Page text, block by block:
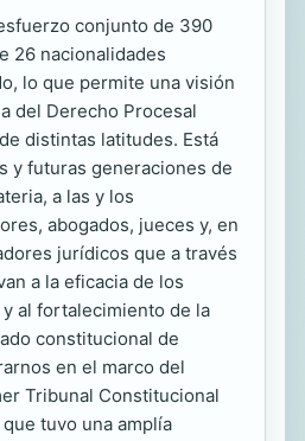
conjunto de 390
26 nacionalidades
lo que permite una visión
del Derecho Procesal
distintas latitudes. Está
y futuras generaciones de
a las y los
abogados, jueces y, en
jurídicos que a través
a la eficacia de los
al fortalecimiento de la
constitucional de
en el marco del
Tribunal Constitucional
tuvo una amplía